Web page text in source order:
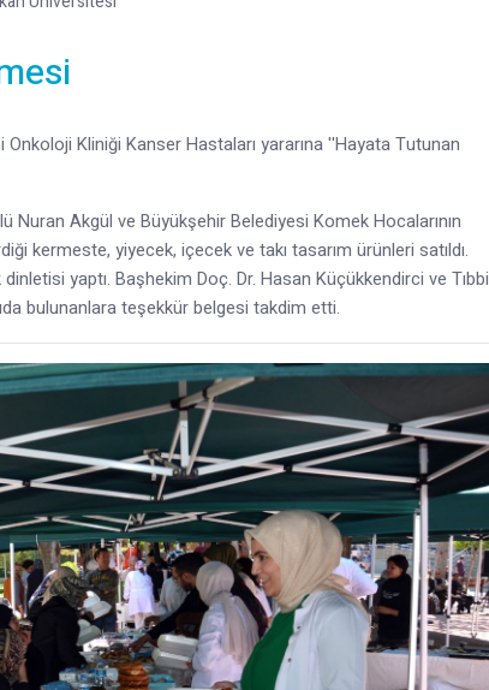
Kliniği Kanser Hastaları yararına ''Hayata Tutunan
Nuran Akgül ve Büyükşehir Belediyesi Komek Hocalarının
kermeste, yiyecek, içecek ve takı tasarım ürünleri satıldı.
yaptı. Başhekim Doç. Dr. Hasan Küçükkendirci ve Tıbbi
bulunanlara teşekkür belgesi takdim etti.